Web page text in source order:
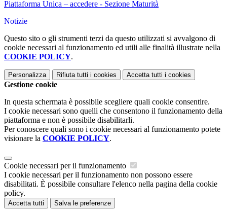
Piattaforma Unica – accedere - Sezione Maturità
Notizie
Questo sito o gli strumenti terzi da questo utilizzati si avvalgono di
cookie necessari al funzionamento ed utili alle finalità illustrate nella
COOKIE POLICY.
Personalizza Rifiuta tutti i cookies Accetta tutti i cookies
Gestione cookie
In questa schermata è possibile scegliere quali cookie consentire.
I cookie necessari sono quelli che consentono il funzionamento della
piattaforma e non è possibile disabilitarli.
Per conoscere quali sono i cookie necessari al funzionamento potete
visionare la COOKIE POLICY.
Cookie necessari per il funzionamento
I cookie necessari per il funzionamento non possono essere
disabilitati. È possibile consultare l'elenco nella pagina della cookie
policy.
Accetta tutti Salva le preferenze